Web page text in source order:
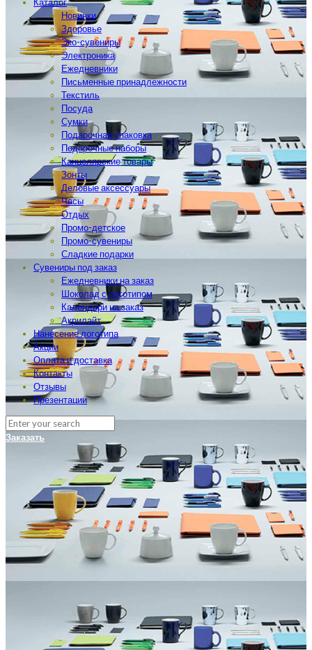
Новинки
Здоровье
Эко-сувениры
Электроника
Ежедневники
Письменные принадлежности
Текстиль
Посуда
Сумки
Подарочная упаковка
Подарочные наборы
Канцелярские товары
Зонты
Деловые аксессуары
Часы
Отдых
Промо-детское
Промо-сувениры
Сладкие подарки
Сувениры под заказ
Ежедневники на заказ
Шоколад с логотипом
Календари на заказ
Акрилайт
Нанесение логотипа
Акции
Оплата и доставка
Контакты
Отзывы
Презентации
Заказать